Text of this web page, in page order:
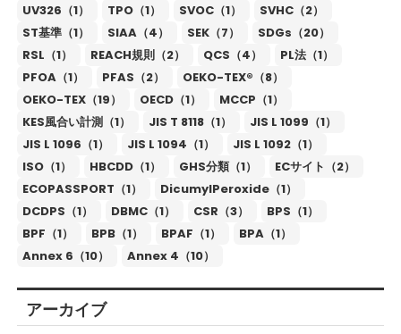
UV326（1）
TPO（1） SVOC（1）
SVHC（2）
ST基準（1）
SIAA（4） SEK（7）
SDGs（20）
RSL（1）
REACH規則（2） QCS（4）
PL法（1）
PFOA（1）
PFAS（2）
OEKO-TEX®（8）
OEKO-TEX（19）
OECD（1）
MCCP（1）
KES風合い計測（1）
JIS T 8118（1）
JIS L 1099（1）
JIS L 1096（1）
JIS L 1094（1）
JIS L 1092（1）
ISO（1）
HBCDD（1） GHS分類（1）
ECサイト（2）
ECOPASSPORT（1）
DicumylPeroxide（1）
DCDPS（1）
DBMC（1） CSR（3）
BPS（1）
BPF（1）
BPB（1） BPAF（1）
BPA（1）
Annex 6（10）
Annex 4（10）
アーカイブ